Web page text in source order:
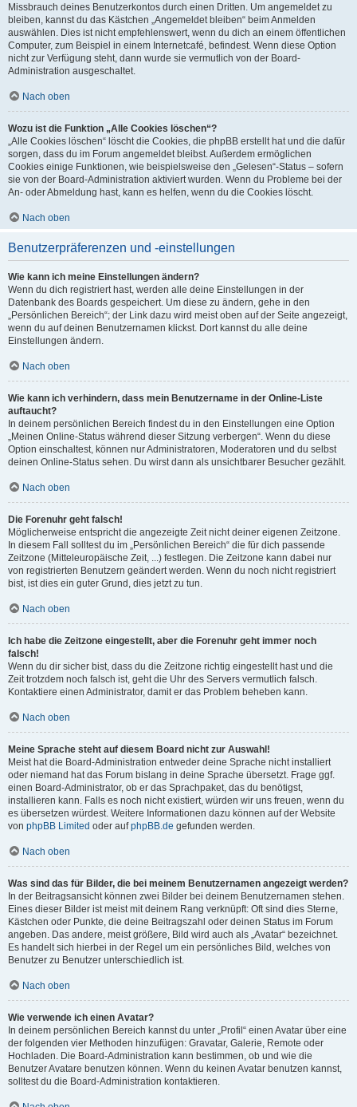
Missbrauch deines Benutzerkontos durch einen Dritten. Um angemeldet zu
bleiben, kannst du das Kästchen „Angemeldet bleiben“ beim Anmelden
auswählen. Dies ist nicht empfehlenswert, wenn du dich an einem öffentlichen
Computer, zum Beispiel in einem Internetcafé, befindest. Wenn diese Option
nicht zur Verfügung steht, dann wurde sie vermutlich von der Board-
Administration ausgeschaltet.
Nach oben
Wozu ist die Funktion „Alle Cookies löschen“?
„Alle Cookies löschen“ löscht die Cookies, die phpBB erstellt hat und die dafür
sorgen, dass du im Forum angemeldet bleibst. Außerdem ermöglichen
Cookies einige Funktionen, wie beispielsweise den „Gelesen“-Status – sofern
sie von der Board-Administration aktiviert wurden. Wenn du Probleme bei der
An- oder Abmeldung hast, kann es helfen, wenn du die Cookies löscht.
Nach oben
Benutzerpräferenzen und -einstellungen
Wie kann ich meine Einstellungen ändern?
Wenn du dich registriert hast, werden alle deine Einstellungen in der
Datenbank des Boards gespeichert. Um diese zu ändern, gehe in den
„Persönlichen Bereich“; der Link dazu wird meist oben auf der Seite angezeigt,
wenn du auf deinen Benutzernamen klickst. Dort kannst du alle deine
Einstellungen ändern.
Nach oben
Wie kann ich verhindern, dass mein Benutzername in der Online-Liste
auftaucht?
In deinem persönlichen Bereich findest du in den Einstellungen eine Option
„Meinen Online-Status während dieser Sitzung verbergen“. Wenn du diese
Option einschaltest, können nur Administratoren, Moderatoren und du selbst
deinen Online-Status sehen. Du wirst dann als unsichtbarer Besucher gezählt.
Nach oben
Die Forenuhr geht falsch!
Möglicherweise entspricht die angezeigte Zeit nicht deiner eigenen Zeitzone.
In diesem Fall solltest du im „Persönlichen Bereich“ die für dich passende
Zeitzone (Mitteleuropäische Zeit, ...) festlegen. Die Zeitzone kann dabei nur
von registrierten Benutzern geändert werden. Wenn du noch nicht registriert
bist, ist dies ein guter Grund, dies jetzt zu tun.
Nach oben
Ich habe die Zeitzone eingestellt, aber die Forenuhr geht immer noch
falsch!
Wenn du dir sicher bist, dass du die Zeitzone richtig eingestellt hast und die
Zeit trotzdem noch falsch ist, geht die Uhr des Servers vermutlich falsch.
Kontaktiere einen Administrator, damit er das Problem beheben kann.
Nach oben
Meine Sprache steht auf diesem Board nicht zur Auswahl!
Meist hat die Board-Administration entweder deine Sprache nicht installiert
oder niemand hat das Forum bislang in deine Sprache übersetzt. Frage ggf.
einen Board-Administrator, ob er das Sprachpaket, das du benötigst,
installieren kann. Falls es noch nicht existiert, würden wir uns freuen, wenn du
es übersetzen würdest. Weitere Informationen dazu können auf der Website
von phpBB Limited oder aufphpBB.de gefunden werden.
Nach oben
Was sind das für Bilder, die bei meinem Benutzernamen angezeigt werden?
In der Beitragsansicht können zwei Bilder bei deinem Benutzernamen stehen.
Eines dieser Bilder ist meist mit deinem Rang verknüpft: Oft sind dies Sterne,
Kästchen oder Punkte, die deine Beitragszahl oder deinen Status im Forum
angeben. Das andere, meist größere, Bild wird auch als „Avatar“ bezeichnet.
Es handelt sich hierbei in der Regel um ein persönliches Bild, welches von
Benutzer zu Benutzer unterschiedlich ist.
Nach oben
Wie verwende ich einen Avatar?
In deinem persönlichen Bereich kannst du unter „Profil“ einen Avatar über eine
der folgenden vier Methoden hinzufügen: Gravatar, Galerie, Remote oder
Hochladen. Die Board-Administration kann bestimmen, ob und wie die
Benutzer Avatare benutzen können. Wenn du keinen Avatar benutzen kannst,
solltest du die Board-Administration kontaktieren.